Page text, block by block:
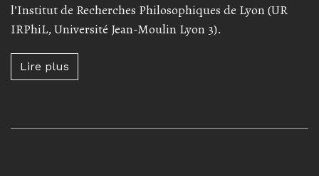
l’Institut de Recherches Philosophiques de Lyon (UR
IRPhiL, Université Jean-Moulin Lyon 3).
Lire plus